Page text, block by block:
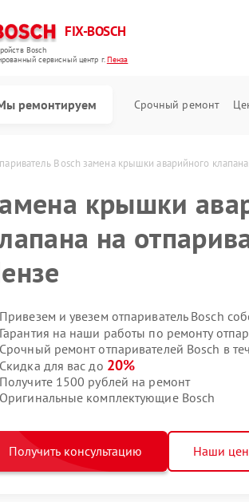
FIX-BOSCH
Bosch
cервисный центр г.Пенза
ремонтируем Срочный ремонт
Bosch замена крышки аварийного клапана
крышки
на
Привезем и увезем отпариватель Bosch
Гарантия на наши работы по ремонту
Срочный ремонт отпаривателей Bosch в
Скидка для вас до 20%
Получите 1500 рублей на ремонт
Оригинальные комплектующие Bosch
Получить консультацию Наши